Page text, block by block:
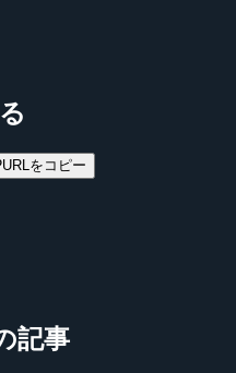
URLをコピー
記事